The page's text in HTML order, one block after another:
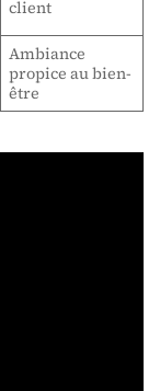
client
Ambiance
propice au bien-
être